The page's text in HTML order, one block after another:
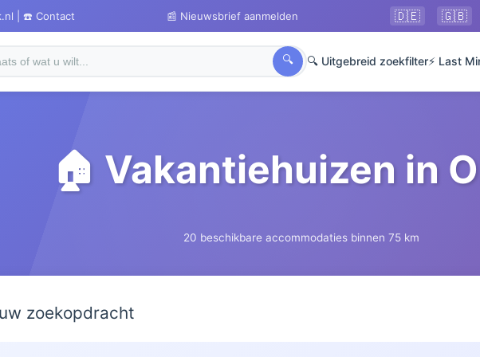
| ☎️ Contact 📰 Nieuwsbrief aanmelden 🇩🇪 🇬🇧
🔍 🔍 Uitgebreid zoekfilter⚡ Last
🏠 Vakantiehuizen in
20 beschikbare accommodaties binnen 75 km
zoekopdracht